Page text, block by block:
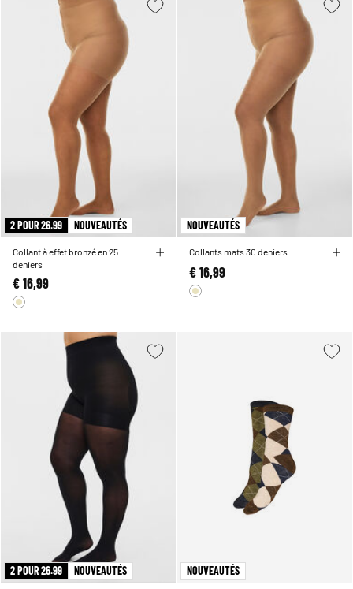
2 POUR 26.99 NOUVEAUTÉS
Collant à effet bronzé en 25
deniers
€ 16,99
NOUVEAUTÉS
Collants mats 30 deniers
€ 16,99
2 POUR 26.99 NOUVEAUTÉS NOUVEAUTÉS